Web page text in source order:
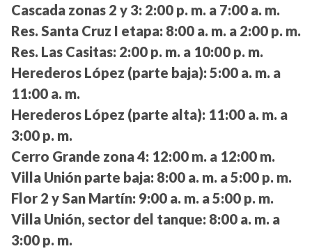
Cascada zonas 2 y 3: 2:00 p. m. a 7:00 a. m.
Res. Santa Cruz I etapa: 8:00 a. m. a 2:00 p. m.
Res. Las Casitas: 2:00 p. m. a 10:00 p. m.
Herederos López (parte baja): 5:00 a. m. a
11:00 a. m.
Herederos López (parte alta): 11:00 a. m. a
3:00 p. m.
Cerro Grande zona 4: 12:00 m. a 12:00 m.
Villa Unión parte baja: 8:00 a. m. a 5:00 p. m.
Flor 2 y San Martín: 9:00 a. m. a 5:00 p. m.
Villa Unión, sector del tanque: 8:00 a. m. a
3:00 p. m.